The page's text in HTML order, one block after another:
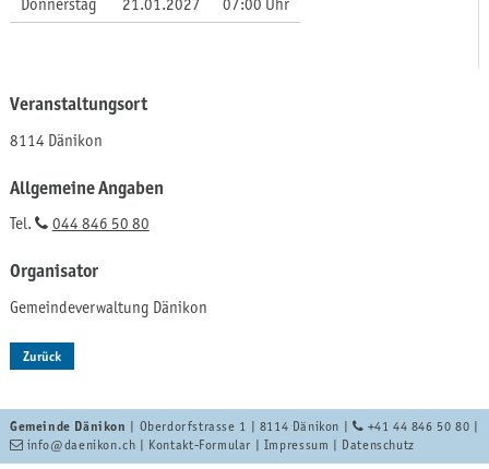
Donnerstag
21.01.2027 07:00 Uhr
Veranstaltungsort
8114 Dänikon
Allgemeine Angaben
Tel. 044 846 50 80
Organisator
Gemeindeverwaltung Dänikon
Zurück
Gemeinde Dänikon | Oberdorfstrasse 1 | 8114 Dänikon | +41 44 846 50 80
info@daenikon.ch Kontakt-Formular Impressum Datenschutz